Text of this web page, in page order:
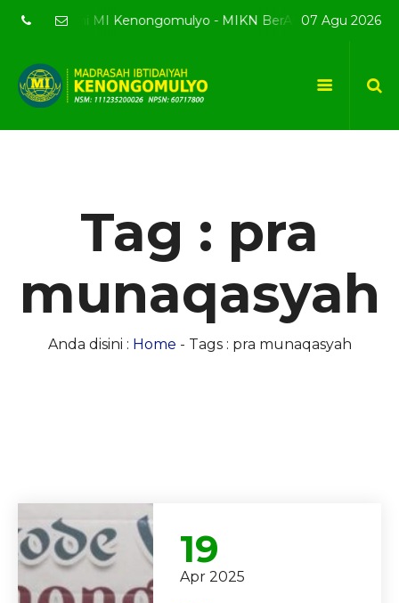
resmi MI Kenongomulyo - MIKN BerAQSI Beradab
07 Agu 2026
Tag : pra
munaqasyah
Anda disini : Home - Tags : pra munaqasyah
19
Apr 2025